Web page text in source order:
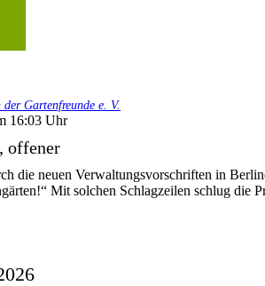
Gartenfreunde e. V.
16:03 Uhr
offener
die neuen Verwaltungsvorschriften in
Mit solchen Schlagzeilen schlug die